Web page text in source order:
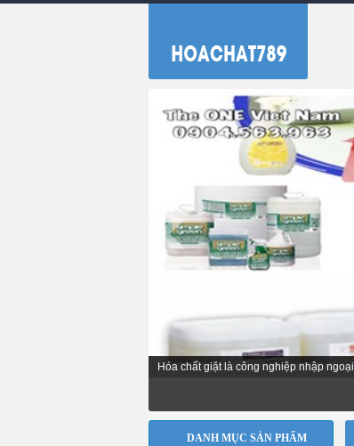
Hóa chất giặt là công nghiệp nhập ngoại
DANH MỤC SẢN PHẨM